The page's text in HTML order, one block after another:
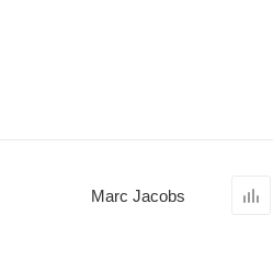
Marc Jacobs